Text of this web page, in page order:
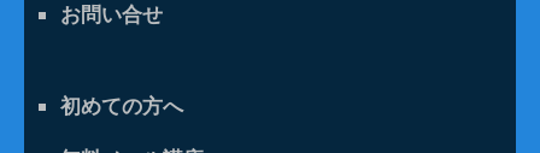
お問い合せ
初めての方へ